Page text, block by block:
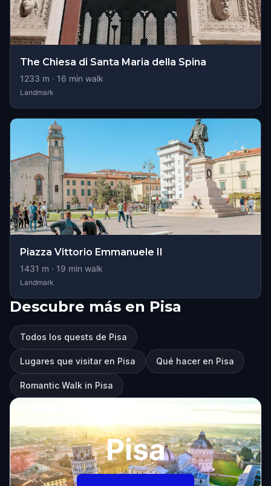
The Chiesa di Santa Maria della Spina
1233 m · 16 min walk
Landmark
Piazza Vittorio Emmanuele II
1431 m · 19 min walk
Landmark
Descubre más en Pisa
Todos los quests de Pisa
Lugares que visitar en Pisa Qué hacer en Pisa
Romantic Walk in Pisa
Pisa